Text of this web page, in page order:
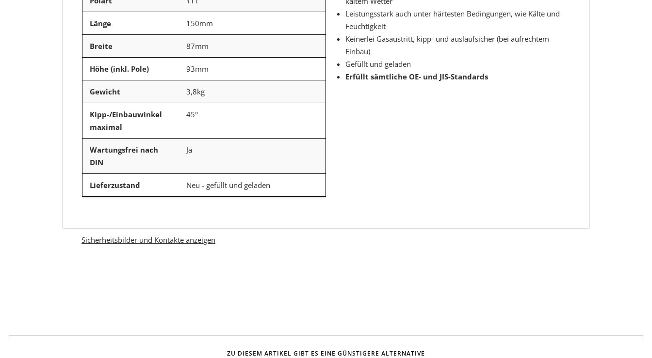
Länge 150mm
Breite 87mm
Höhe (inkl. Pole) 93mm
Gewicht 3,8kg
Kipp-/Einbauwinkel
maximal
45°
Wartungsfrei nach
DIN
Ja
Lieferzustand Neu - gefüllt und geladen
Leistungsstark auch unter härtesten Bedingungen, wie Kälte und
Feuchtigkeit
Keinerlei Gasaustritt, kipp- und auslaufsicher (bei aufrechtem
Einbau)
Gefüllt und geladen
Erfüllt sämtliche OE- und JIS-Standards
Sicherheitsbilder und Kontakte anzeigen
ZU DIESEM ARTIKEL GIBT ES EINE GÜNSTIGERE ALTERNATIVE